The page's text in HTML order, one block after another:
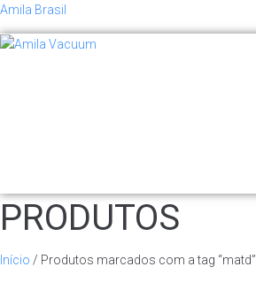
Amila Brasil
PRODUTOS
Início / Produtos marcados com a tag “matd”